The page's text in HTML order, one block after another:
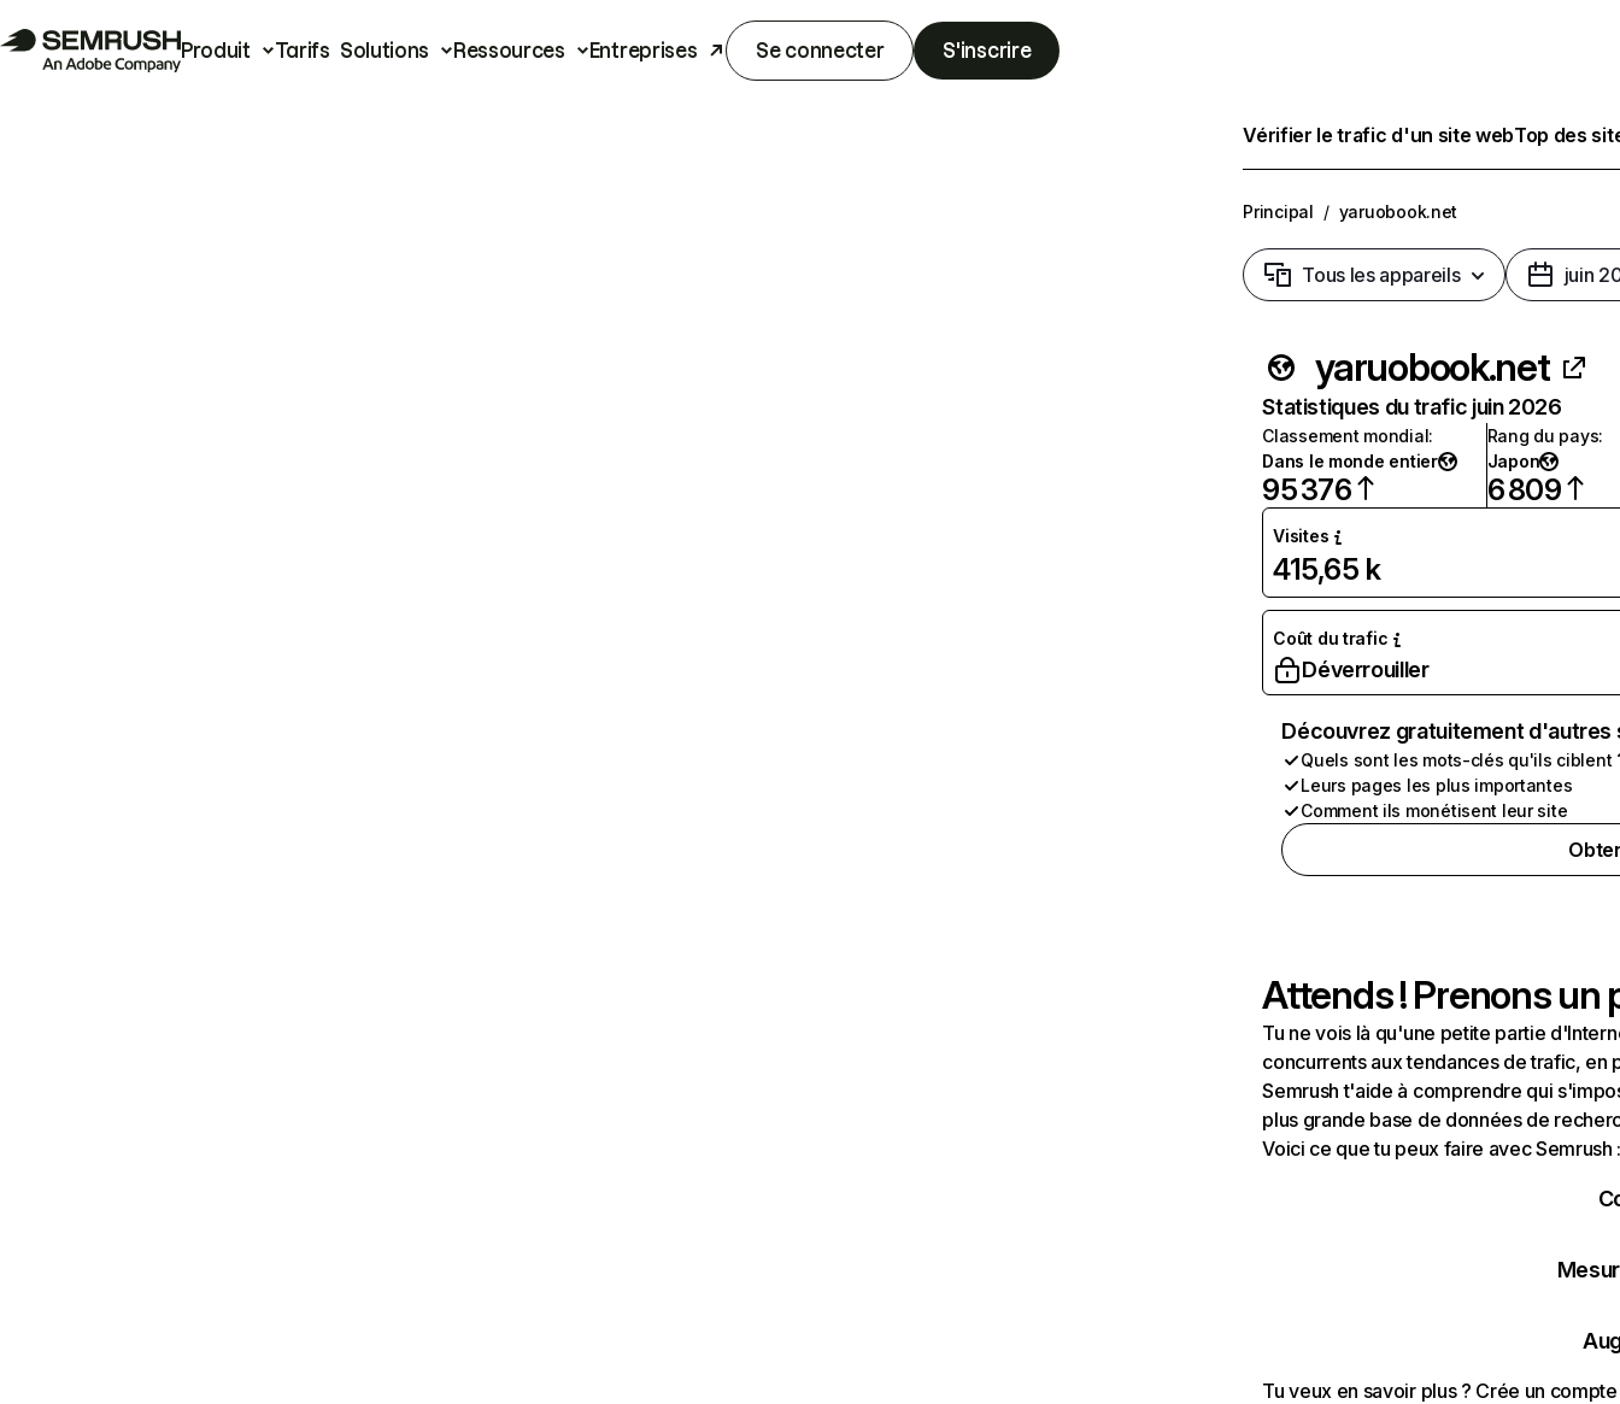
Produit Tarifs Solutions Ressources Entreprises Se connecter S'inscrire
Vérifier le trafic d'un site webTop des
Principal / yaruobook.net
Tous les appareils juin
yaruobook.net
Statistiques du trafic juin 2026
Classement mondial:
Dans le monde entier
95 376
Rang du pays:
Japon
6 809
Visites
415,65 k
Coût du trafic
Déverrouiller
Découvrez gratuitement
Quels sont les mots-clés qu'ils ciblent
Leurs pages les plus importantes
Comment ils monétisent leur site
Attends ! Prenons un
Tu ne vois là qu'une petite partie
concurrents aux tendances de trafic, en
Semrush t'aide à comprendre qui
plus grande base de données de
Voici ce que tu peux faire avec Semrush
Tu veux en savoir plus ? Crée un